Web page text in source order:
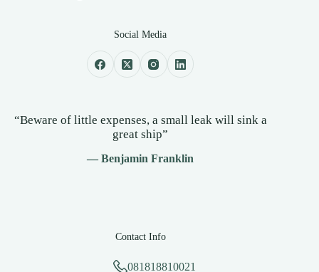
Social Media
“Beware of little expenses, a small leak will sink a
great ship”
— Benjamin Franklin
Contact Info
081818810021